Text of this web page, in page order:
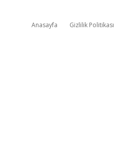
Anasayfa Gizlilik Politikası